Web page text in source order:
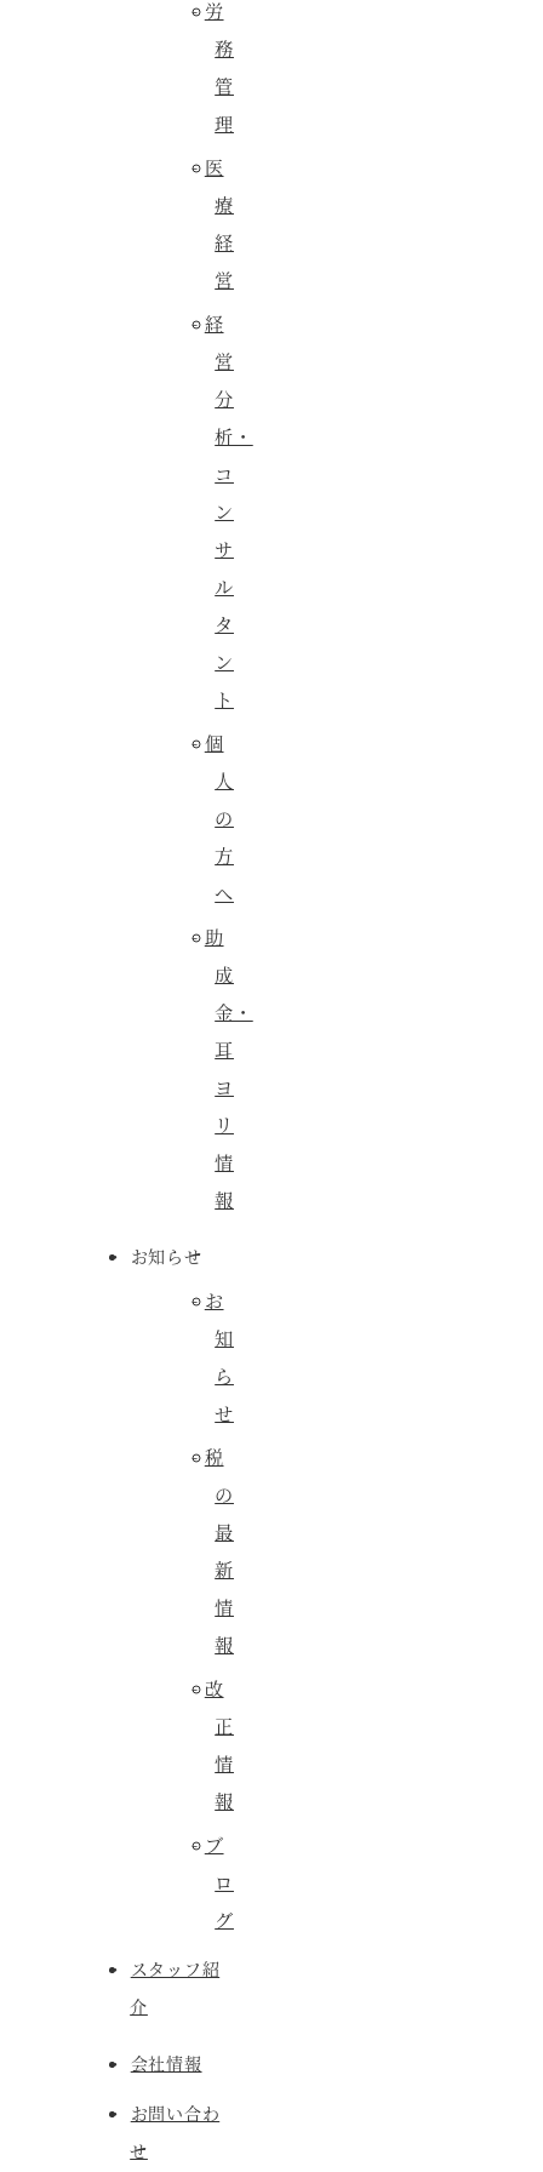
労
務
管
理
医
療
経
営
経
営
分
析・
コ
ン
サ
ル
タ
ン
ト
個
人
の
方
へ
助
成
金・
耳
ヨ
リ
情
報
お知らせ
お
知
ら
せ
税
の
最
新
情
報
改
正
情
報
ブ
ロ
グ
スタッフ紹
介
会社情報
お問い合わ
せ